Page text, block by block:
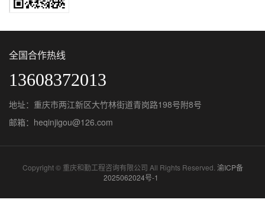
全国合作热线
13608372013
地址：重庆市两江新区大竹林街道青岗路198号附8号
邮箱：heqinjigou@126.com
Copyright © 重庆和勤工程咨询有限公司 All Rights Reserved. 渝ICP备
2025062024号-1